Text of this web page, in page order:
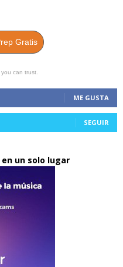
Gratis
can trust.
ME GUSTA
SEGUIR
un solo lugar